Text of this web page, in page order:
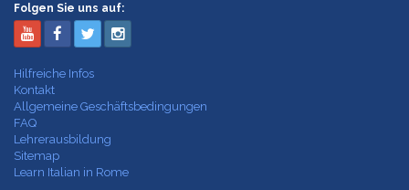
Folgen Sie uns auf:
Hilfreiche Infos
Kontakt
Allgemeine Geschäftsbedingungen
FAQ
Lehrerausbildung
Sitemap
Learn Italian in Rome